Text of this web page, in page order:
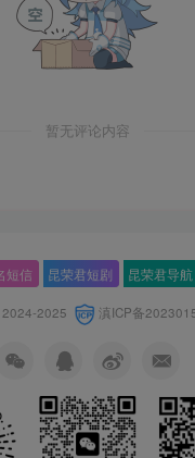
暂无评论内容
短信 昆荣君短剧 昆荣君导航
2025 滇ICP备